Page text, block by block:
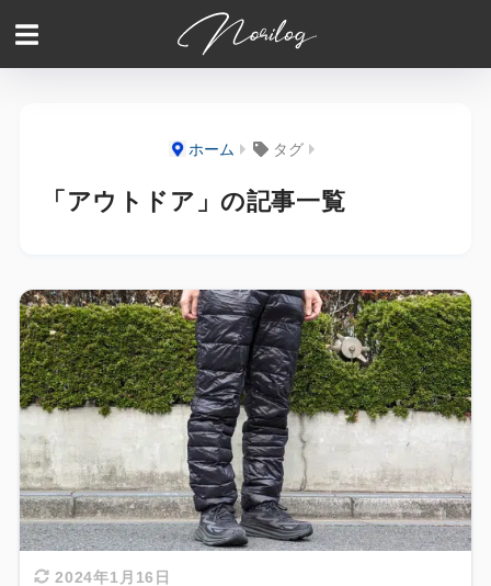
ホーム タグ
「アウトドア」の記事一覧
2024年1月16日